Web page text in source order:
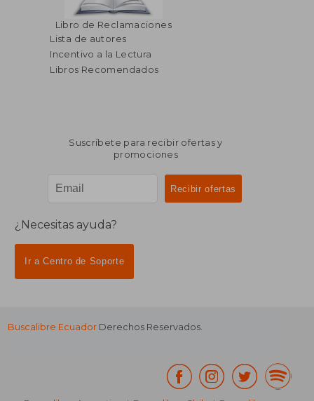
Libro de Reclamaciones
Lista de autores
Incentivo a la Lectura
Libros Recomendados
Suscríbete para recibir ofertas y
promociones
¿Necesitas ayuda?
Ir a Centro de Soporte
Buscalibre Ecuador Derechos Reservados.